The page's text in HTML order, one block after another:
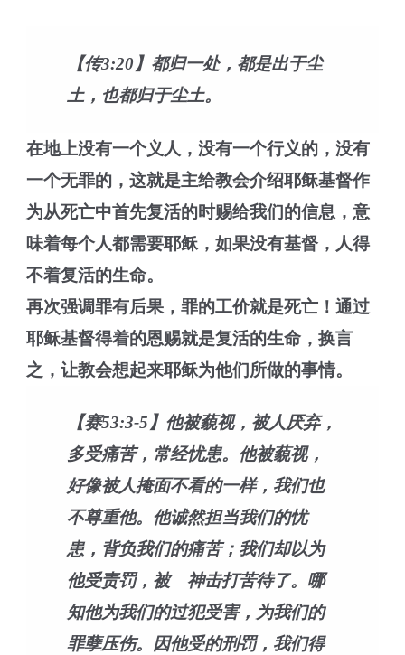
【传3:20】都归一处，都是出于尘
土，也都归于尘土。
在地上没有一个义人，没有一个行义的，没有
一个无罪的，这就是主给教会介绍耶稣基督作
为从死亡中首先复活的时赐给我们的信息，意
味着每个人都需要耶稣，如果没有基督，人得
不着复活的生命。
再次强调罪有后果，罪的工价就是死亡！通过
耶稣基督得着的恩赐就是复活的生命，换言
之，让教会想起来耶稣为他们所做的事情。
【赛53:3-5】他被藐视，被人厌弃，
多受痛苦，常经忧患。他被藐视，
好像被人掩面不看的一样，我们也
不尊重他。他诚然担当我们的忧
患，背负我们的痛苦；我们却以为
他受责罚，被 神击打苦待了。哪
知他为我们的过犯受害，为我们的
罪孽压伤。因他受的刑罚，我们得